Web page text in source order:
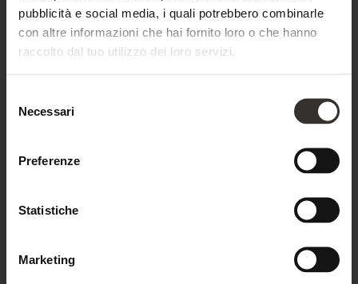
pubblicità e social media, i quali potrebbero combinarle
con altre informazioni che hai fornito loro o che hanno
raccolto dal tuo utilizzo dei loro servizi.
delNecessari
Preferenze
Statistiche
Marketing
visite guidate, lascia che i visitatori provino le miscele in
caffè della torrefazione Caroma e anche una gita a Fiè per
visitare la torrefazione e una visita al museo di Caroma